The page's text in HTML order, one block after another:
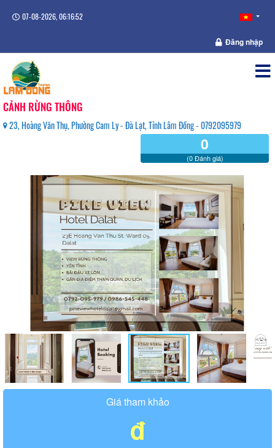
07-08-2026, 06:16:52
Đăng nhập
CẢNH RỪNG THÔNG
23, Hoàng Văn Thụ, Phường Cam Ly - Đà Lạt, Tỉnh Lâm Đồng - 0792095979
0
(0 Đánh giá)
Giá tham khảo
đ